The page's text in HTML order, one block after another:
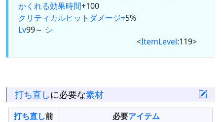
かくれる効果時間+100
クリティカルヒットダメージ+5%
Lv99～ シ
<ItemLevel:119>
打ち直しに必要な素材
打ち直し前 必要アイテム